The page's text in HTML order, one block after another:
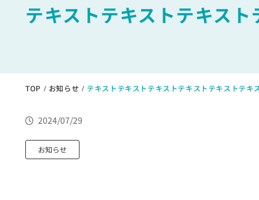
テキストテキストテキス
TOP お知らせ テキストテキストテキストテキストテキストテキ
2024/07/29
お知らせ